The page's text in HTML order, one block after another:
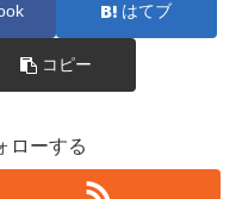
はてブ
コピー
ローする